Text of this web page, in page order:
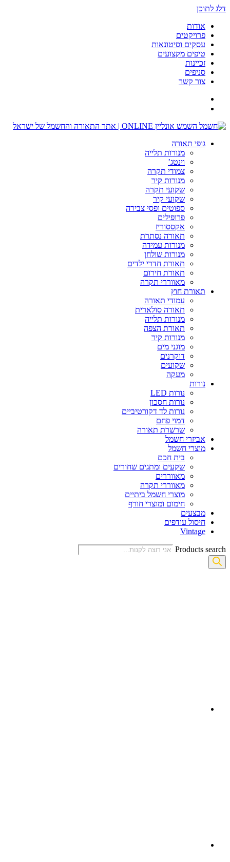
דלג לתוכן
אודות
פרויקטים
עסקים וסיטונאות
טיפים מקצועים
זכיינות
סניפים
צור קשר
גופי תאורה
מנורות תלייה
וינטג’
צמודי תקרה
מנורות קיר
שקועי תקרה
שקועי קיר
ספוטים ופסי צבירה
פרופילים
אקססוריז
תאורה נסתרת
מנורות עמידה
מנורות שולחן
תאורת חדרי ילדים
תאורת חירום
מאווררי תקרה
תאורת חוץ
עמודי תאורה
תאורה סולארית
מנורות תלייה
תאורת הצפה
מנורות קיר
מוגני מים
דוקרנים
שקועים
מעקה
נורות
נורות LED
נורות חסכון
נורות לד דקורטיביים
דמוי פחם
שרשרת תאורה
אביזרי חשמל
מוצרי חשמל
בית חכם
שקעים ומתגים שחורים
מאווררים
מאווררי תקרה
מוצרי חשמל ביתיים
חימום ומוצרי חורף
מבצעים
חיסול עודפים
Vintage
Products search